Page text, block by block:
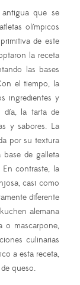
que se
olímpicos
de este
la receta
las bases
el tiempo, la
ingredientes y
día, la tarta de
y sabores. La
por su textura
base de galleta
contraste, la
casi como
diferente
alemana
o mascarpone,
culinarias
a esta receta,
queso.